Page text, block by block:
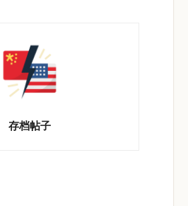
存档帖子